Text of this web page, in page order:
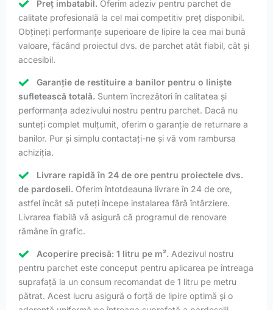
Preț imbatabil. Oferim adeziv pentru parchet de
calitate profesională la cel mai competitiv preț disponibil.
Obțineți performanțe superioare de lipire la cea mai bună
valoare, făcând proiectul dvs. de parchet atât fiabil, cât și
accesibil.
Garanție de restituire a banilor pentru o liniște
sufletească totală. Suntem încrezători în calitatea și
performanța adezivului nostru pentru parchet. Dacă nu
sunteți complet mulțumit, oferim o garanție de returnare a
banilor. Pur și simplu contactați-ne și vă vom rambursa
achiziția.
Livrare rapidă în 24 de ore pentru proiectele dvs.
de pardoseli. Oferim întotdeauna livrare în 24 de ore,
astfel încât să puteți începe instalarea fără întârziere.
Livrarea fiabilă vă asigură că programul de renovare
rămâne în grafic.
Acoperire precisă: 1 litru pe m². Adezivul nostru
pentru parchet este conceput pentru aplicarea pe întreaga
suprafață la un consum recomandat de 1 litru pe metru
pătrat. Acest lucru asigură o forță de lipire optimă și o